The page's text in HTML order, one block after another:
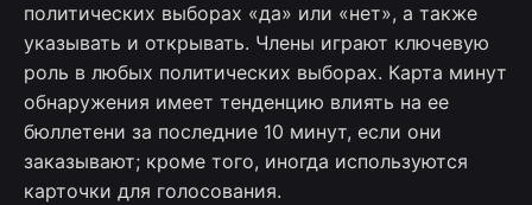
политических выборах «да» или «нет», а также
указывать и открывать. Члены играют ключевую
роль в любых политических выборах. Карта минут
обнаружения имеет тенденцию влиять на ее
бюллетени за последние 10 минут, если они
заказывают; кроме того, иногда используются
карточки для голосования.